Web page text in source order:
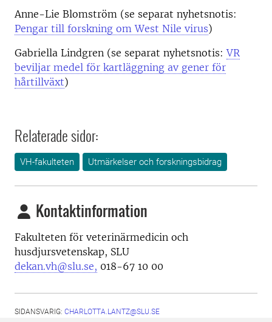
Anne-Lie Blomström (se separat nyhetsnotis:
Pengar till forskning om West Nile virus)
Gabriella Lindgren (se separat nyhetsnotis:VR
beviljar medel för kartläggning av gener för
hårtillväxt)
Relaterade sidor:
VH-fakulteten Utmärkelser och forskningsbidrag
Kontaktinformation
Fakulteten för veterinärmedicin och
husdjursvetenskap, SLU
dekan.vh@slu.se, 018-67 10 00
SIDANSVARIG: CHARLOTTA.LANTZ@SLU.SE